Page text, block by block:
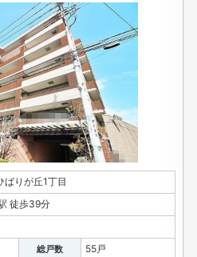
ばりが丘1丁目
徒歩39分
総戸数 55戸